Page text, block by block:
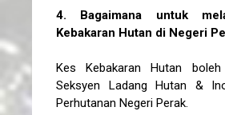
4. Bagaimana untuk
Kebakaran Hutan di Negeri
Kes Kebakaran Hutan
Seksyen Ladang Hutan &
Perhutanan Negeri Perak.